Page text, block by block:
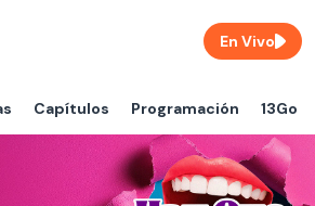
Capítulos Programación 13Go
En Vivo